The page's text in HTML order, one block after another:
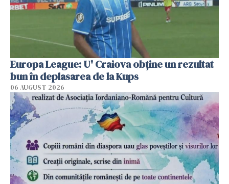
Europa League: U' Craiova obține un rezultat
bun în deplasarea de la Kups
06 AUGUST 2026